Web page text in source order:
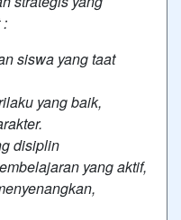
:
siswa yang taat
yang baik,
disiplin
yang aktif,